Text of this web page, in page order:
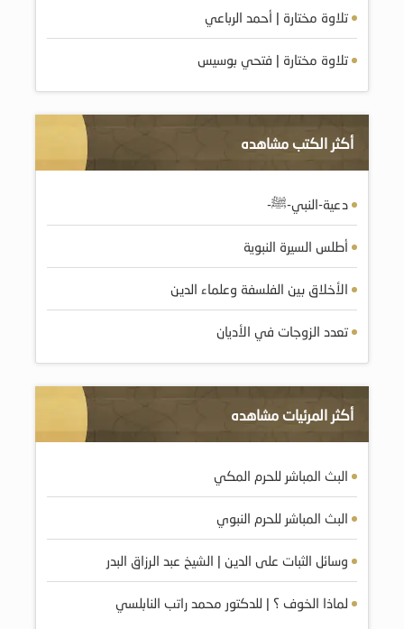
تلاوة مختارة | أحمد الرباعي
تلاوة مختارة | فتحي بوسيس
أكثر الكتب مشاهده
دعية-النبي-ﷺ-
أطلس السيرة النبوية
الأخلاق بين الفلسفة وعلماء الدين
تعدد الزوجات في الأديان
أكثر المرئيات مشاهده
البث المباشر للحرم المكي
البث المباشر للحرم النبوي
وسائل الثبات على الدين | الشيخ عبد الرزاق البدر
لماذا الخوف ؟ | للدكتور محمد راتب النابلسي